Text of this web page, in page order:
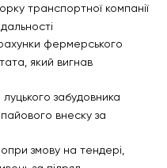
транспортної компанії
фермерського
який вигнав
забудовника
внеску за
змову на тендері,